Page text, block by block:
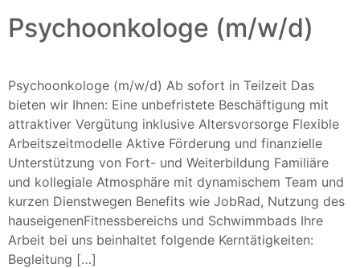
Psychoonkologe (m/w/d)
Psychoonkologe (m/w/d) Ab sofort in Teilzeit Das
bieten wir Ihnen: Eine unbefristete Beschäftigung mit
attraktiver Vergütung inklusive Altersvorsorge Flexible
Arbeitszeitmodelle Aktive Förderung und finanzielle
Unterstützung von Fort- und Weiterbildung Familiäre
und kollegiale Atmosphäre mit dynamischem Team und
kurzen Dienstwegen Benefits wie JobRad, Nutzung des
hauseigenenFitnessbereichs und Schwimmbads Ihre
Arbeit bei uns beinhaltet folgende Kerntätigkeiten:
Begleitung […]